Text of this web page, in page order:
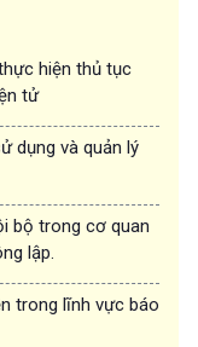
hiện thủ tục
tử
dụng và quản lý
bộ trong cơ quan
lập.
trong lĩnh vực báo